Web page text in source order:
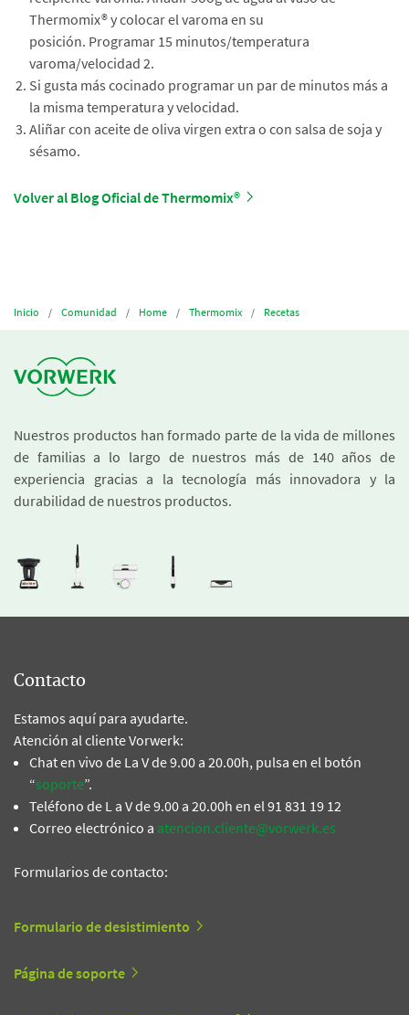
Thermomix® y colocar el varoma en su
posición. Programar 15 minutos/temperatura
varoma/velocidad 2.
Si gusta más cocinado programar un par de minutos más a
la misma temperatura y velocidad.
Aliñar con aceite de oliva virgen extra o con salsa de soja y
sésamo.
Volver al Blog Oficial de Thermomix®
Inicio Comunidad Home Thermomix Recetas
Nuestros productos han formado parte de la vida de millones
de familias a lo largo de nuestros más de 140 años de
experiencia gracias a la tecnología más innovadora y la
durabilidad de nuestros productos.
Contacto
Estamos aquí para ayudarte.
Atención al cliente Vorwerk:
Chat en vivo de La V de 9.00 a 20.00h, pulsa en el botón
“soporte”.
Teléfono de L a V de 9.00 a 20.00h en el 91 831 19 12
Correo electrónico a atencion.cliente@vorwerk.es
Formularios de contacto:
Formulario de desistimiento
Página de soporte